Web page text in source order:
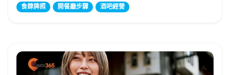
食肆牌照 開餐廳步驟 酒吧經營